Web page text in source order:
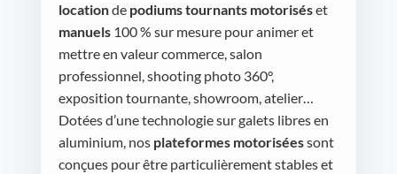
locationde podiums tournants motoriséset
manuels100 % sur mesure pour animer et
mettre en valeur commerce, salon
professionnel, shooting photo 360°,
exposition tournante, showroom, atelier…
Dotées d’une technologie sur galets libres en
aluminium, nos plateformes motoriséessont
conçues pour être particulièrement stables et